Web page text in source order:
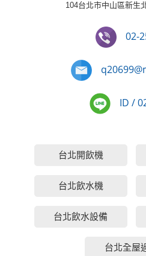
104台北市中山區新生
02-
ID /
台北開飲機
台北飲水機
台北飲水設備
台北全屋